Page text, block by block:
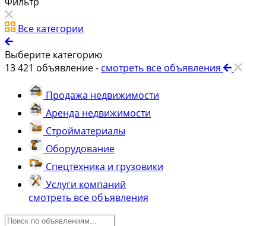
Все категории
Выберите категорию
13 421 объявление - смотреть все объявления
Продажа недвижимости
Аренда недвижимости
Стройматериалы
Оборудование
Спецтехника и грузовики
Услуги компаний
смотреть все объявления